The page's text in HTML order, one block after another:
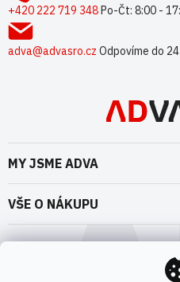
+420 222 719 348Po-Čt: 8:00 -
adva@advasro.cz Odpovíme do 24
MY JSME ADVA
O nás
Naše dokumenty
VŠE O NÁKUPU
Doprava a platba
VOP pro spotřebitele - fyzické